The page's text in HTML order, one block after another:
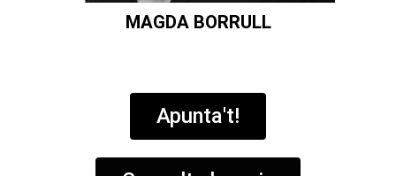
MAGDA BORRULL
Apunta't!